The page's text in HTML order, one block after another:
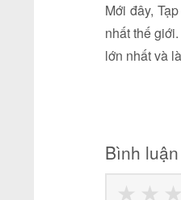
Mới đây,
nhất thế
lớn nhất và
Bình luận
★
★
★